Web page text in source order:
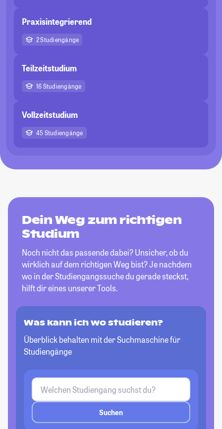
Praxisintegrierend
2 Studiengänge
Teilzeitstudium
16 Studiengänge
Vollzeitstudium
45 Studiengänge
Dein Weg zum richtigen
Studium
Noch nicht das passende dabei? Unsicher, ob du
wirklich auf dem richtigen Weg bist? Je nachdem
wo in der Studiengangssuche du gerade steckst,
hilft dir eines unserer Tools.
Was kann ich wo studieren?
Überblick behalten mit der Suchmaschine für
Studiengänge
Suchen